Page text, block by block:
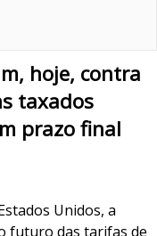
hoje, contra
taxados
prazo final
Unidos, a
futuro das tarifas de